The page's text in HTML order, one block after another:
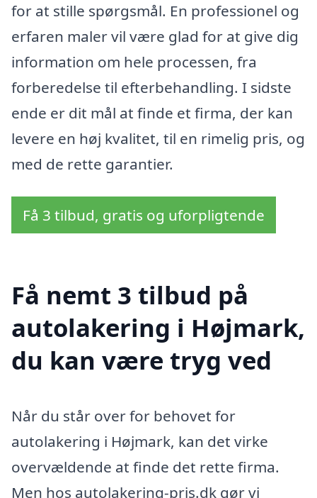
for at stille spørgsmål. En professionel og
erfaren maler vil være glad for at give dig
information om hele processen, fra
forberedelse til efterbehandling. I sidste
ende er dit mål at finde et firma, der kan
levere en høj kvalitet, til en rimelig pris, og
med de rette garantier.
Få 3 tilbud, gratis og uforpligtende
Få nemt 3 tilbud på
autolakering i Højmark,
du kan være tryg ved
Når du står over for behovet for
autolakering i Højmark, kan det virke
overvældende at finde det rette firma.
Men hos autolakering-pris.dk gør vi